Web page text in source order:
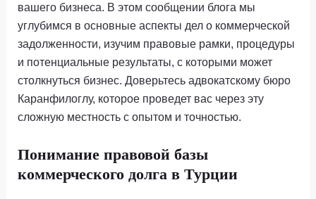
вашего бизнеса. В этом сообщении блога мы
углубимся в основные аспекты дел о коммерческой
задолженности, изучим правовые рамки, процедуры
и потенциальные результаты, с которыми может
столкнуться бизнес. Доверьтесь адвокатскому бюро
Каранфилоглу, которое проведет вас через эту
сложную местность с опытом и точностью.
Понимание правовой базы
коммерческого долга в Турции